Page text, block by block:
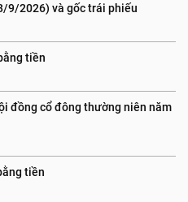
9/2026) và gốc trái phiếu
tiền
đồng cổ đông thường niên năm
tiền